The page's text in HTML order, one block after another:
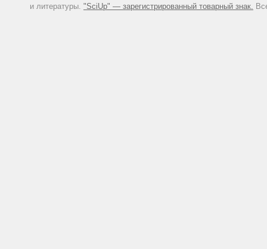
и литературы. "SciUp" — зарегистрированный товарный знак.